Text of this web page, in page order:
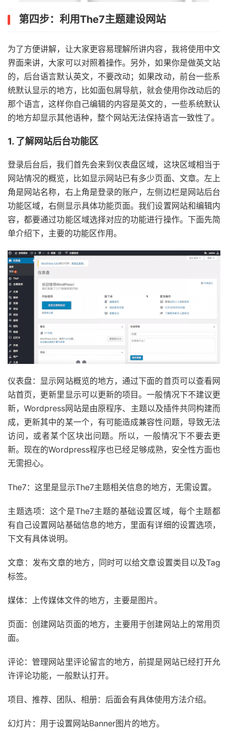
第四步：利用The7主题建设网站
为了方便讲解，让大家更容易理解所讲内容，我将使用中文
界面来讲，大家可以对照着操作。另外，如果你是做英文站
的，后台语言默认英文，不要改动；如果改动，前台一些系
统默认显示的地方，比如面包屑导航，就会使用你改动后的
那个语言，这样你自己编辑的内容是英文的，一些系统默认
的地方却显示其他语种，整个网站无法保持语言一致性了。
1. 了解网站后台功能区
登录后台后，我们首先会来到仪表盘区域，这块区域相当于
网站情况的概览，比如显示网站已有多少页面、文章。左上
角是网站名称，右上角是登录的账户，左侧边栏是网站后台
功能区域，右侧显示具体功能页面。我们设置网站和编辑内
容，都要通过功能区域选择对应的功能进行操作。下面先简
单介绍下，主要的功能区作用。
仪表盘：显示网站概览的地方，通过下面的首页可以查看网
站首页，更新里显示可以更新的项目。一般情况下不建议更
新，Wordpress网站是由原程序、主题以及插件共同构建而
成，更新其中的某一个，有可能造成兼容性问题，导致无法
访问，或者某个区块出问题。所以，一般情况下不要去更
新。现在的Wordpress程序也已经足够成熟，安全性方面也
无需担心。
The7：这里是显示The7主题相关信息的地方，无需设置。
主题选项：这个是The7主题的基础设置区域，每个主题都
有自己设置网站基础信息的地方，里面有详细的设置选项，
下文有具体说明。
文章：发布文章的地方，同时可以给文章设置类目以及Tag
标签。
媒体：上传媒体文件的地方，主要是图片。
页面：创建网站页面的地方，主要用于创建网站上的常用页
面。
评论：管理网站里评论留言的地方，前提是网站已经打开允
许评论功能，一般默认打开。
项目、推荐、团队、相册：后面会有具体使用方法介绍。
幻灯片：用于设置网站Banner图片的地方。